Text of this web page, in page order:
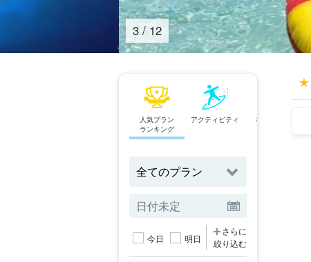
4 / 12
人気プラン
ランキング
アクティビティ
本島北部発
今日 明日
さらに
絞り込む